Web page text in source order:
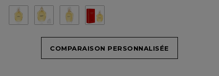
COMPARAISON PERSONNALISÉE